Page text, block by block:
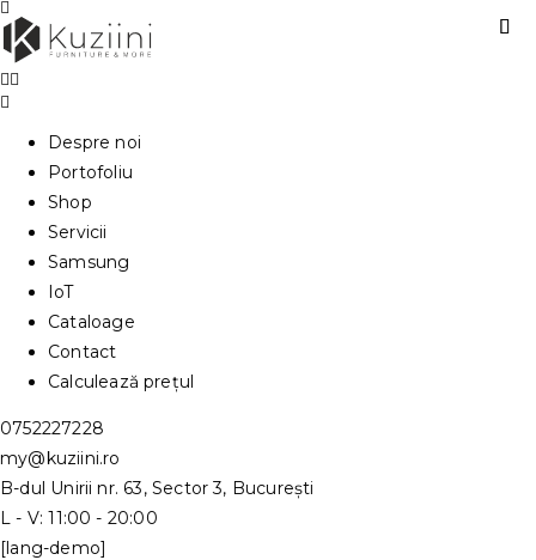
Despre noi
Portofoliu
Shop
Servicii
Samsung
IoT
Cataloage
Contact
Calculează prețul
0752227228
my@kuziini.ro
B-dul Unirii nr. 63, Sector 3, București
L - V: 11:00 - 20:00
[lang-demo]